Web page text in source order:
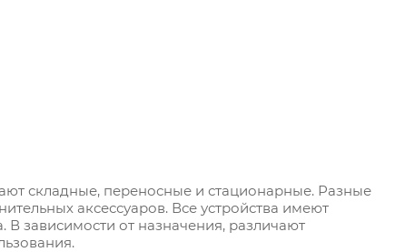
складные, переносные и стационарные. Разные
аксессуаров. Все устройства имеют
зависимости от назначения, различают